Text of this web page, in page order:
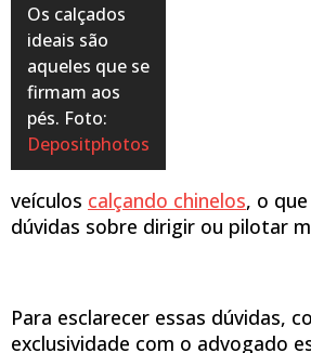
Os calçados
ideais são
aqueles que se
firmam aos
pés. Foto:
Depositphotos
veículos calçando chinelos, o
dúvidas sobre dirigir ou pilotar
Para esclarecer essas dúvidas,
exclusividade com o advogado